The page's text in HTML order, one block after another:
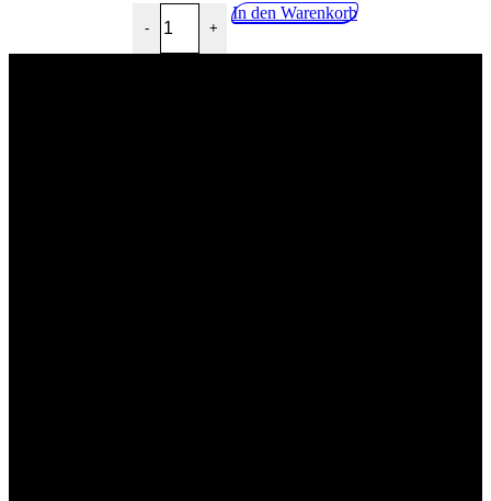
-
Früh Sport Fassbrause Zitrone 4x6x0,33L Menge
+
In den Warenkorb